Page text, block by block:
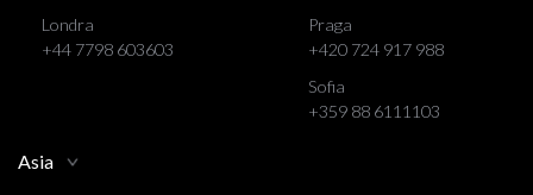
Londra
+44 7798 603603
Praga
+420 724 917 988
Sofia
+359 88 6111103
Asia